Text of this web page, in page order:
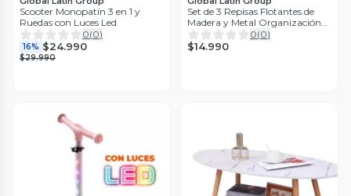
Scooter Monopatín 3 en 1 y
Ruedas con Luces Led
0(0)
16% $24.990
$29.990
Set de 3 Repisas Flotantes de
Madera y Metal Organización
Moderna
0(0)
$14.990